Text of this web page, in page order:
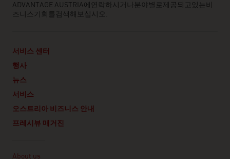
ADVANTAGE AUSTRIA에연락하시거나분야별로제공되고있는비
즈니스기회를검색해보십시오.
서비스 센터
행사
뉴스
서비스
오스트리아 비즈니스 안내
프레시뷰 매거진
About us